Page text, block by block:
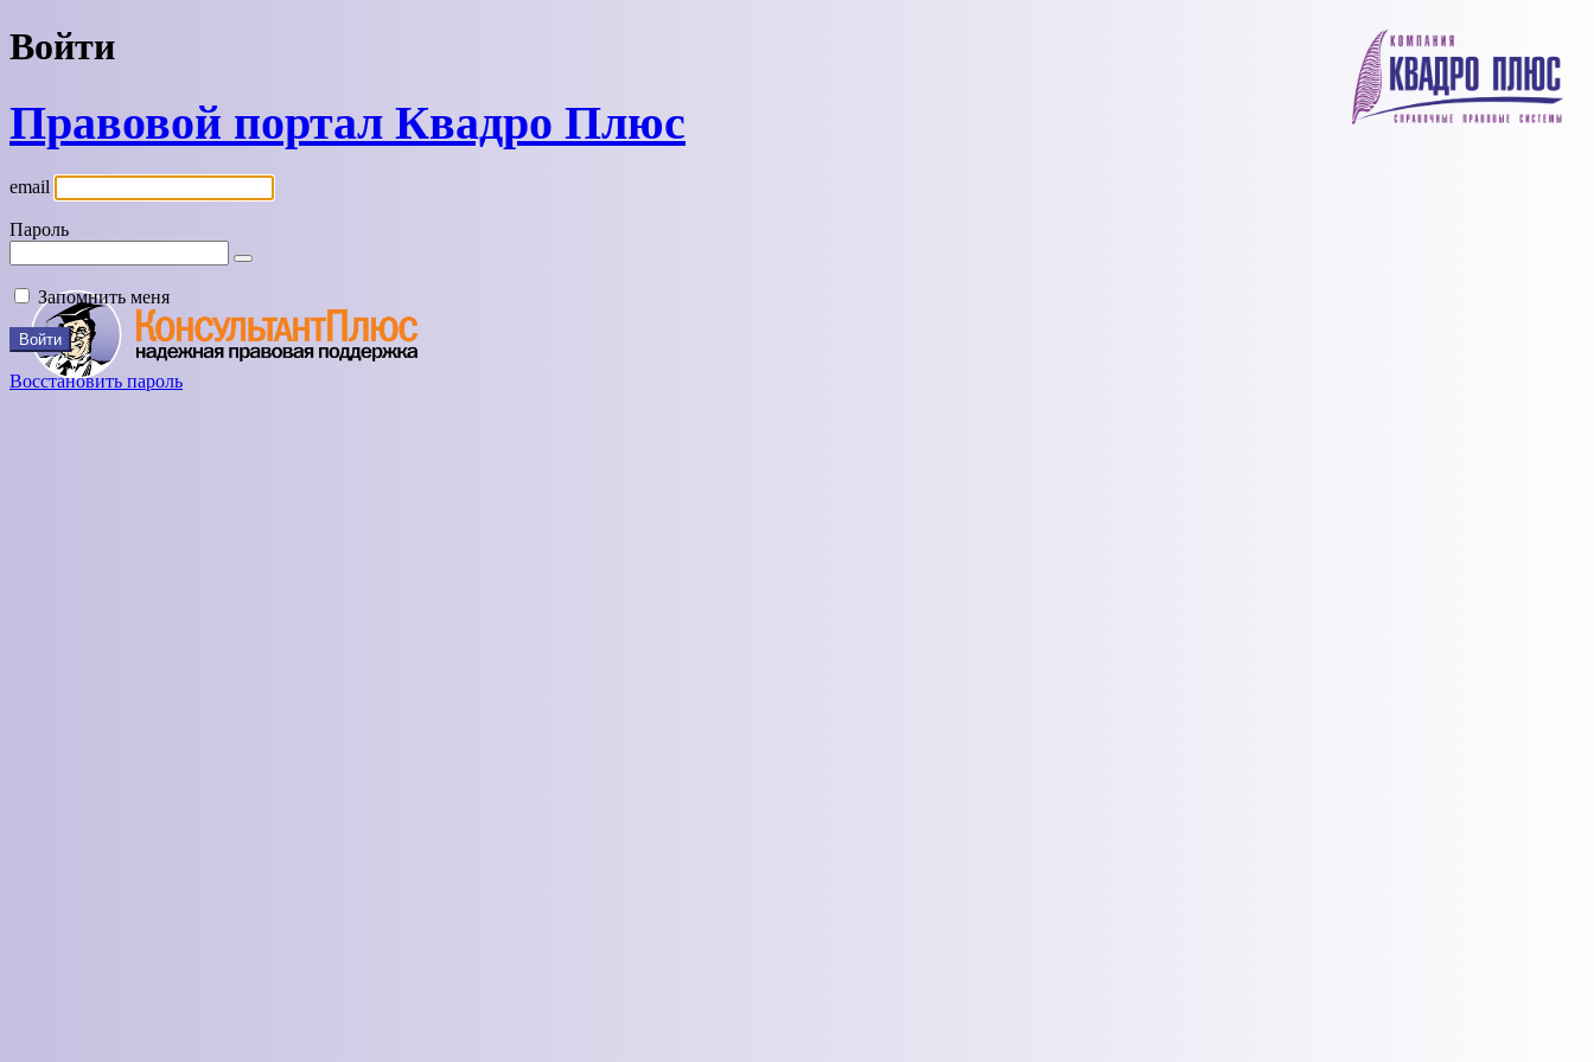
Войти
Правовой портал Квадро Плюс
email
Пароль
Запомнить меня
Восстановить пароль